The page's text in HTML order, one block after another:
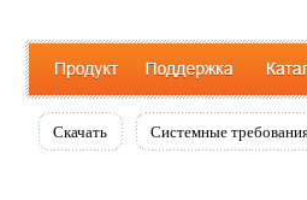
Скачать Системные